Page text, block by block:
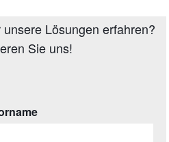
Lösungen erfahren?
Sie uns!